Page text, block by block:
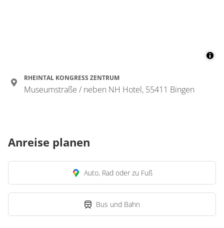
RHEINTAL KONGRESS ZENTRUM
Museumstraße / neben NH Hotel, 55411 Bingen
Anreise planen
Auto, Rad oder zu Fuß
Bus und Bahn